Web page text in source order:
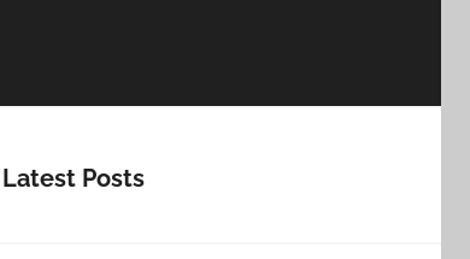
Latest Posts